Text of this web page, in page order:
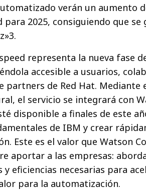
verán un aumento
2025, consiguiendo que se
representa la nueva fase
accesible a usuarios,
partners de Red Hat. Mediante
el servicio se integrará con
disponible a finales de este
de IBM y crear
Este es el valor que Watson
aportar a las empresas:
y eficiencias necesarias para
para la automatización.